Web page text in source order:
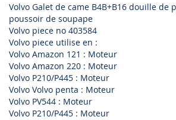
Volvo Galet de came B4B+B16 douille de
poussoir de soupape
Volvo piece no 403584
Volvo piece utilise en :
Volvo Amazon 121 : Moteur
Volvo Amazon 220 : Moteur
Volvo P210/P445 : Moteur
Volvo Volvo penta : Moteur
Volvo PV544 : Moteur
Volvo P210/P445 : Moteur